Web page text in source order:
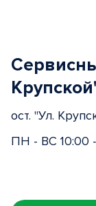
ост. "Ул.
ПН - ВС 10:00